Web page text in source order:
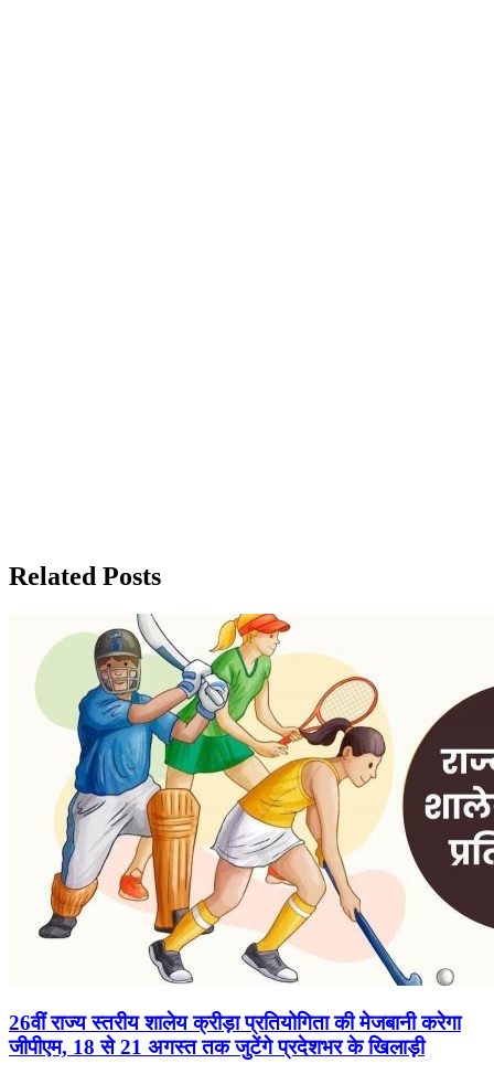
Related Posts
26वीं राज्य स्तरीय शालेय क्रीड़ा प्रतियोगिता की मेजबानी करेगा
जीपीएम, 18 से 21 अगस्त तक जुटेंगे प्रदेशभर के खिलाड़ी